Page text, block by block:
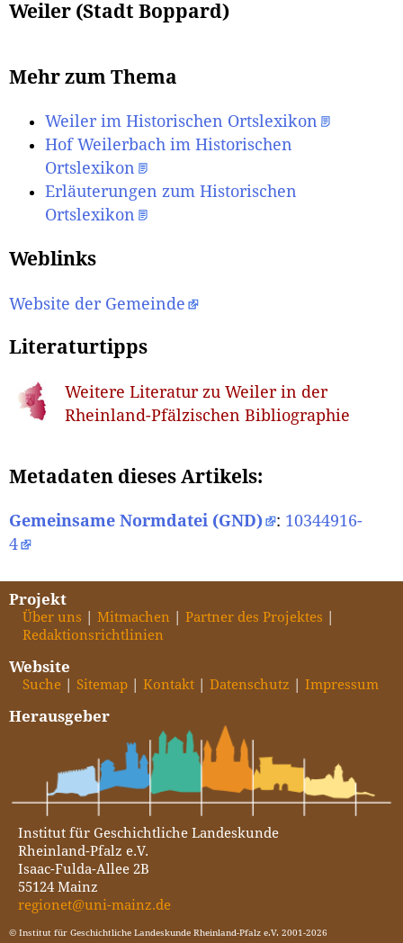
Weiler (Stadt Boppard)
Mehr zum Thema
Weiler im Historischen Ortslexikon
Hof Weilerbach im Historischen
Ortslexikon
Erläuterungen zum Historischen
Ortslexikon
Weblinks
Website der Gemeinde
Literaturtipps
Weitere Literatur zu Weiler in der
Rheinland-Pfälzischen Bibliographie
Metadaten dieses Artikels:
Gemeinsame Normdatei (GND) : 10344916-
4
Projekt
Über uns Mitmachen
Partner des Projektes
Redaktionsrichtlinien
Website
Suche Sitemap Kontakt Datenschutz Impressum
Herausgeber
Institut für Geschichtliche Landeskunde
Rheinland-Pfalz e.V.
Isaac-Fulda-Allee 2B
55124 Mainz
regionet@uni-mainz.de
© Institut für Geschichtliche Landeskunde Rheinland-Pfalz e.V. 2001-2026